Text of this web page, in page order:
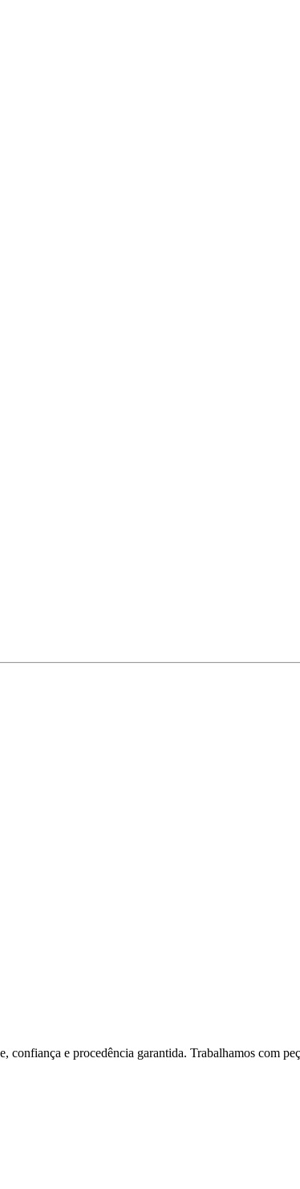
e procedência garantida. Trabalhamos com